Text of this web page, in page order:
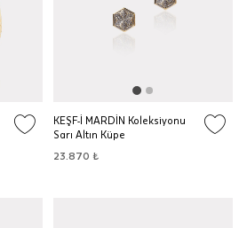
KEŞF-İ MARDİN Koleksiyonu
Sarı Altın Küpe
23.870 ₺